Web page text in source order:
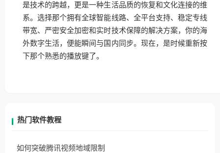
是技术的跨越，更是一种生活品质的恢复和文化连接的维
系。选择那个拥有全球智能线路、全平台支持、稳定专线
带宽、严密安全加密和实时技术保障的解决方案，你的海
外数字生活，便能瞬间与国内同步。现在，是时候重新按
下那个熟悉的播放键了。
热门软件教程
如何突破腾讯视频地域限制